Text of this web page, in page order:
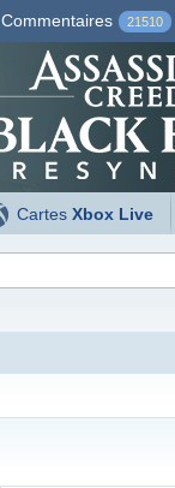
Commentaires 21510
CartesXbox Live